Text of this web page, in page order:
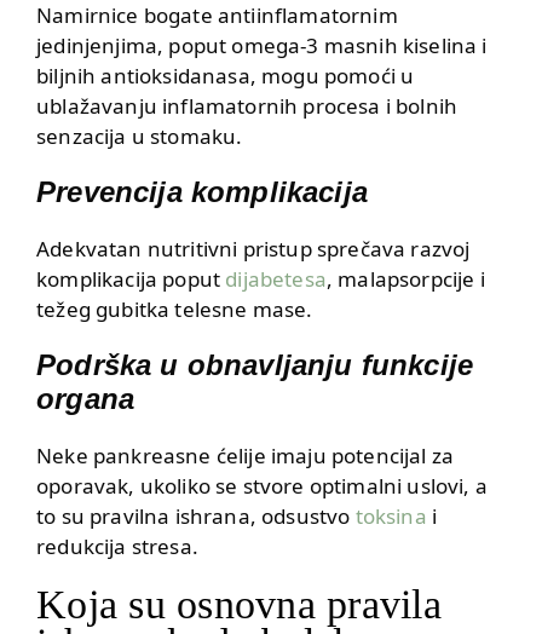
Namirnice bogate antiinflamatornim
jedinjenjima, poput omega-3 masnih kiselina i
biljnih antioksidanasa, mogu pomoći u
ublažavanju inflamatornih procesa i bolnih
senzacija u stomaku.
Prevencija komplikacija
Adekvatan nutritivni pristup sprečava razvoj
komplikacija poput dijabetesa, malapsorpcije i
težeg gubitka telesne mase.
Podrška u obnavljanju funkcije
organa
Neke pankreasne ćelije imaju potencijal za
oporavak, ukoliko se stvore optimalni uslovi, a
to su pravilna ishrana, odsustvo toksina i
redukcija stresa.
Koja su osnovna pravila